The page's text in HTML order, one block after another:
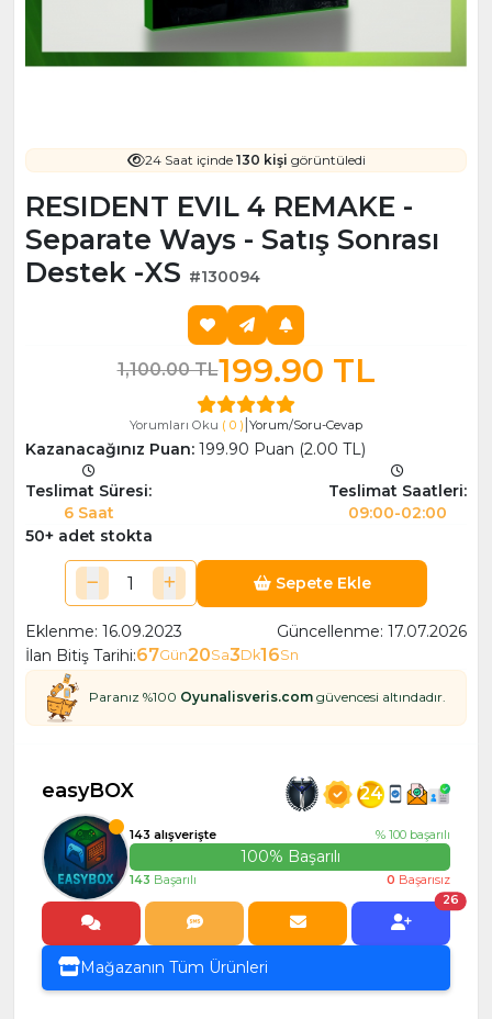
24 Saat içinde 130 kişi görüntüledi
RESIDENT EVIL 4 REMAKE -
Separate Ways - Satış Sonrası
Destek -XS #130094
1,100.00 TL199.90 TL
Yorumları Oku ( 0 ) |Yorum/Soru-Cevap
Kazanacağınız Puan: 199.90 Puan (2.00 TL)
Teslimat Süresi:
6 Saat
Teslimat Saatleri:
09:00-02:00
50+ adet stokta
Sepete Ekle
Eklenme: 16.09.2023
Güncellenme: 17.07.2026
İlan Bitiş Tarihi:67Gün20Sa3Dk15Sn
Paranız %100 Oyunalisveris.comgüvencesi altındadır.
easyBOX 24
143 alışverişte % 100 başarılı
100% Başarılı
143 Başarılı 0 Başarısız
26
Mağazanın Tüm Ürünleri